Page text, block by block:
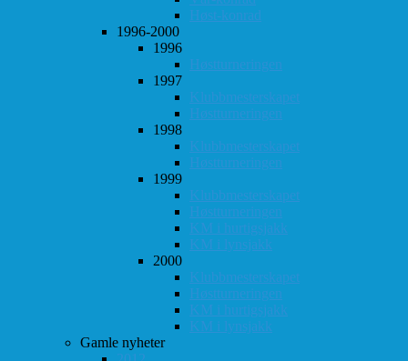
Høst-konrad
1996-2000
1996
Høstturneringen
1997
Klubbmesterskapet
Høstturneringen
1998
Klubbmesterskapet
Høstturneringen
1999
Klubbmesterskapet
Høstturneringen
KM i hurtigsjakk
KM i lynsjakk
2000
Klubbmesterskapet
Høstturneringen
KM i hurtigsjakk
KM i lynsjakk
Gamle nyheter